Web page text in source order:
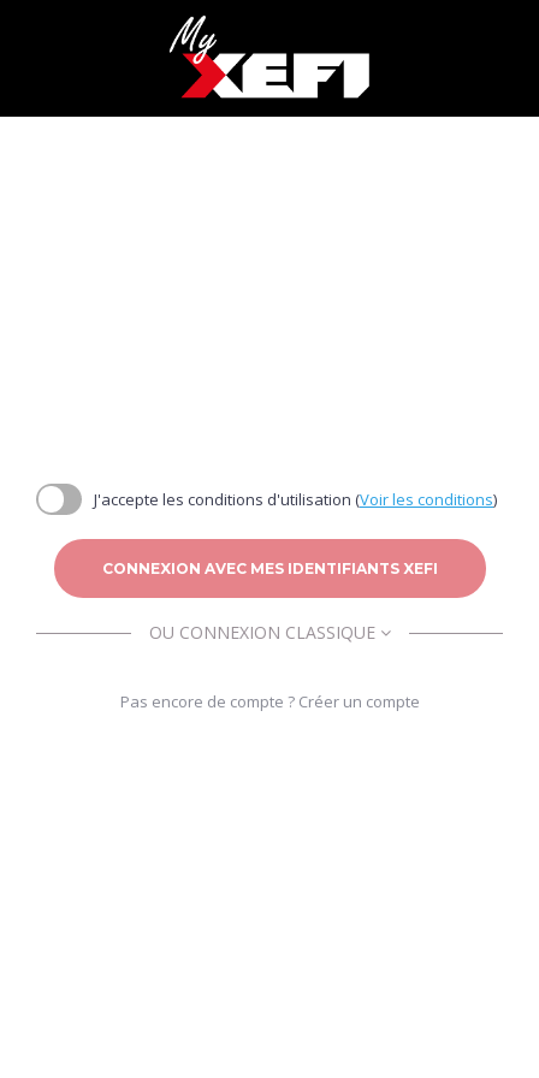
J'accepte les conditions d'utilisation (Voir les conditions)
CONNEXION AVEC MES IDENTIFIANTS XEFI
OU CONNEXION CLASSIQUE
Pas encore de compte ? Créer un compte